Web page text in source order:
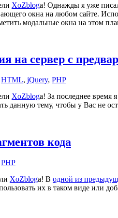
XoZbloga! Однажды я уже
окна на любом сайте.
модальные окна на этом
на сервер с
HTML, jQuery, PHP
XoZbloga! За последнее время
данную тему, чтобы у Вас не
кода
PHP
XoZblogа! В одной из
их в таком виде или